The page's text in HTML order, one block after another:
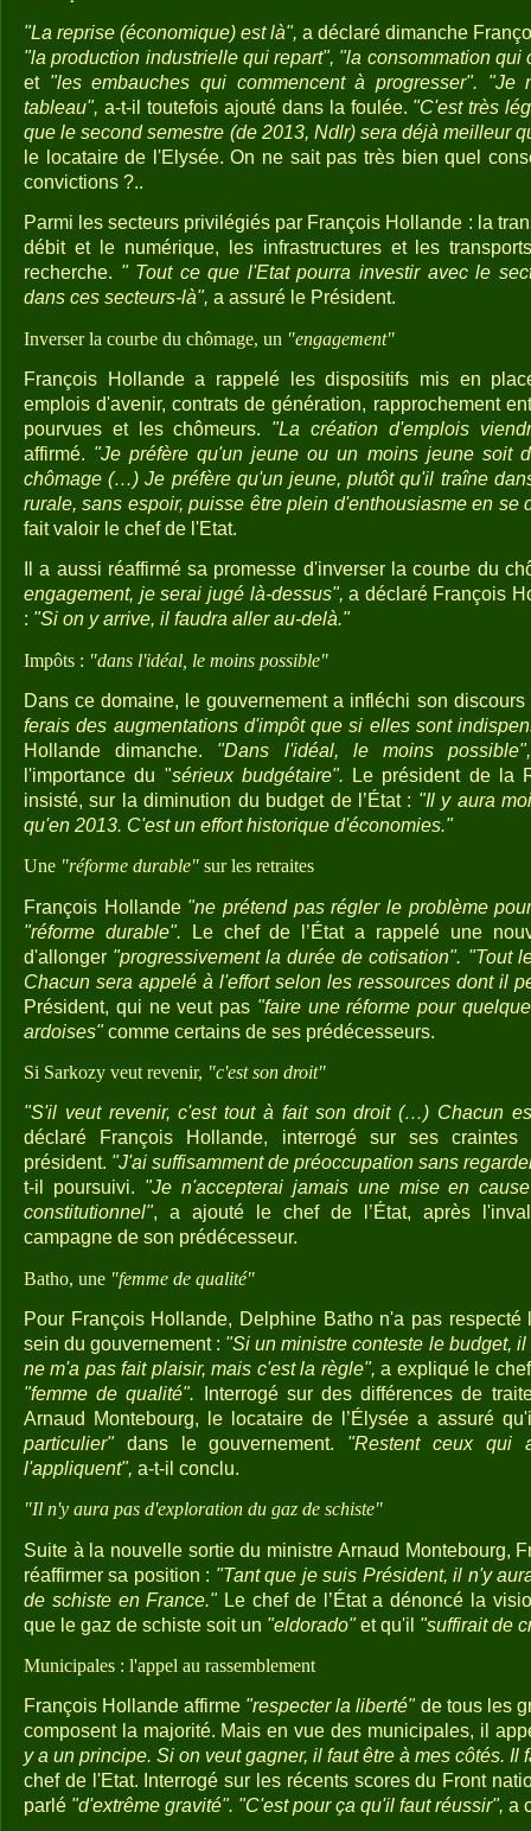
"La reprise (économique) est là", a déclaré dimanche
"la production industrielle qui repart", "la consommation qui
et "les embauches qui commencent à progresser".
tableau", a-t-il toutefois ajouté dans la foulée. "C'est très
que le second semestre (de 2013, Ndlr) sera déjà meilleur
le locataire de l'Elysée. On ne sait pas très bien quel
convictions ?..
Parmi les secteurs privilégiés par François Hollande : la
débit et le numérique, les infrastructures et les
recherche. " Tout ce que l'Etat pourra investir avec le
dans ces secteurs-là", a assuré le Président.
Inverser la courbe du chômage, un "engagement"
François Hollande a rappelé les dispositifs mis en
emplois d'avenir, contrats de génération, rapprochement
pourvues et les chômeurs. "La création d'emplois
affirmé. "Je préfère qu'un jeune ou un moins jeune soit
chômage (…) Je préfère qu'un jeune, plutôt qu'il traîne
rurale, sans espoir, puisse être plein d'enthousiasme en se
fait valoir le chef de l'Etat.
Il a aussi réaffirmé sa promesse d'inverser la courbe du
engagement, je serai jugé là-dessus", a déclaré François
: "Si on y arrive, il faudra aller au-delà."
Impôts : "dans l'idéal, le moins possible"
Dans ce domaine, le gouvernement a infléchi son
ferais des augmentations d'impôt que si elles sont
Hollande dimanche. "Dans l'idéal, le moins possible",
l'importance du "sérieux budgétaire". Le président de la
insisté, sur la diminution du budget de l’État : "Il y aura
qu'en 2013. C'est un effort historique d'économies."
Une "réforme durable" sur les retraites
François Hollande "ne prétend pas régler le problème
"réforme durable". Le chef de l’État a rappelé une
d'allonger "progressivement la durée de cotisation". "Tout
Chacun sera appelé à l'effort selon les ressources dont il
Président, qui ne veut pas "faire une réforme pour
ardoises"comme certains de ses prédécesseurs.
Si Sarkozy veut revenir, "c'est son droit"
"S'il veut revenir, c'est tout à fait son droit (…) Chacun
déclaré François Hollande, interrogé sur ses
président. "J'ai suffisamment de préoccupation sans
t-il poursuivi. "Je n'accepterai jamais une mise en
constitutionnel", a ajouté le chef de l’État, après
campagne de son prédécesseur.
Batho, une "femme de qualité"
Pour François Hollande, Delphine Batho n'a pas
sein du gouvernement : "Si un ministre conteste le budget,
ne m'a pas fait plaisir, mais c'est la règle", a expliqué le
"femme de qualité". Interrogé sur des différences de
Arnaud Montebourg, le locataire de l’Élysée a assuré
particulier"dans le gouvernement. "Restent ceux qui
l'appliquent", a-t-il conclu.
"Il n'y aura pas d'exploration du gaz de schiste"
Suite à la nouvelle sortie du ministre Arnaud Montebourg,
réaffirmer sa position : "Tant que je suis Président, il n'y
de schiste en France."Le chef de l’État a dénoncé la
que le gaz de schiste soit un "eldorado"et qu'il "suffirait de
Municipales : l'appel au rassemblement
François Hollande affirme "respecter la liberté"de tous les
composent la majorité. Mais en vue des municipales, il
y a un principe. Si on veut gagner, il faut être à mes côtés. Il
chef de l'Etat. Interrogé sur les récents scores du Front
parlé "d'extrême gravité". "C'est pour ça qu'il faut réussir", a